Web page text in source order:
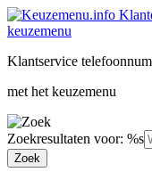
Klantservice
met het keuzemenu
Zoekresultaten voor: %s